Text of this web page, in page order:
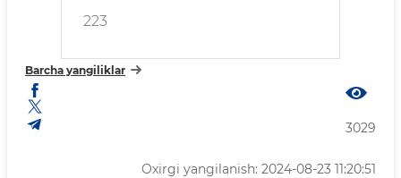
223
Barcha yangiliklar
3029
Oxirgi yangilanish: 2024-08-23 11:20:51